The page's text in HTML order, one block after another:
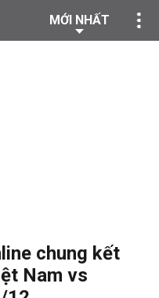
MỚI NHẤT
chung kết
Nam vs